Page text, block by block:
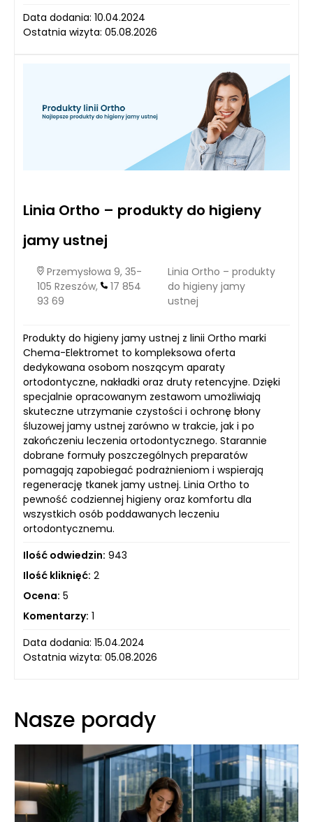
Data dodania: 10.04.2024
Ostatnia wizyta: 05.08.2026
Linia Ortho – produkty do higieny
jamy ustnej
Przemysłowa 9, 35-
105 Rzeszów,
17 854
93 69
Linia Ortho – produkty
do higieny jamy
ustnej
Produkty do higieny jamy ustnej z linii Ortho marki
Chema-Elektromet to kompleksowa oferta
dedykowana osobom noszącym aparaty
ortodontyczne, nakładki oraz druty retencyjne. Dzięki
specjalnie opracowanym zestawom umożliwiają
skuteczne utrzymanie czystości i ochronę błony
śluzowej jamy ustnej zarówno w trakcie, jak i po
zakończeniu leczenia ortodontycznego. Starannie
dobrane formuły poszczególnych preparatów
pomagają zapobiegać podrażnieniom i wspierają
regenerację tkanek jamy ustnej. Linia Ortho to
pewność codziennej higieny oraz komfortu dla
wszystkich osób poddawanych leczeniu
ortodontycznemu.
Ilość odwiedzin: 943
Ilość kliknięć: 2
Ocena: 5
Komentarzy: 1
Data dodania: 15.04.2024
Ostatnia wizyta: 05.08.2026
Nasze porady